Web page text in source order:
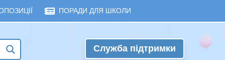
ПОРАДИ ДЛЯ ШКОЛИ
Служба підтримки